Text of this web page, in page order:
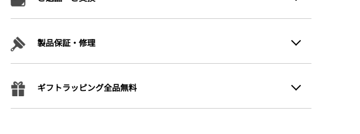
製品保証・修理
ギフトラッピング全品無料